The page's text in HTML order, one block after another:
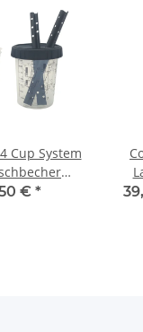
Cup System
€ *